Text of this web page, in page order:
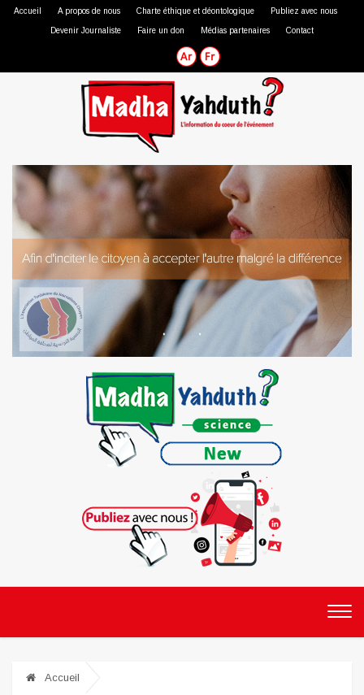
Accueil A propos de nous Charte éthique et déontologique Publiez avec nous
Devenir Journaliste Faire un don Médias partenaires Contact
Accueil